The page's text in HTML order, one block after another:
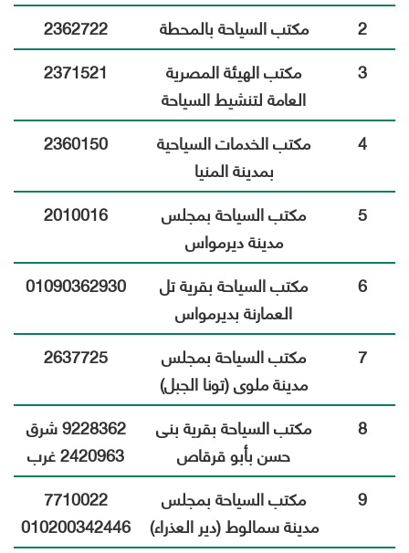
2
مكتب السياحة بالمحطة
2362722
3
مكتب الهيئة المصرية
العامة لتنشيط السياحة
2371521
4
مكتب الخدمات السياحية
بمدينة المنيا
2360150
5
مكتب السياحة بمجلس
مدينة ديرمواس
2010016
6
مكتب السياحة بقرية تل
العمارنة بديرمواس
01090362930
7
مكتب السياحة بمجلس
مدينة ملوى (تونا الجبل)
2637725
8
مكتب السياحة بقرية بنى
حسن بأبو قرقاص
9228362 شرق
2420963 غرب
9
مكتب السياحة بمجلس
مدينة سمالوط (دير العذراء)
7710022
010200342446